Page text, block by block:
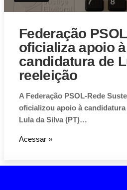
Federação
oficializa apoio à
candidatura de
reeleição
A Federação PSOL-Rede
oficializou apoio à
Lula da Silva (PT)…
Acessar »